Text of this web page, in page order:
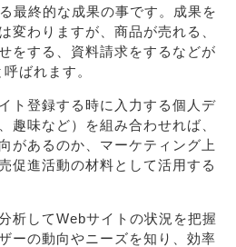
最終的な成果の事です。成果を
変わりますが、商品が売れる、
をする、資料請求をするなどが
ばれます。
ト登録する時に入力する個人デ
趣味など）を組み合わせれば、
があるのか、マーケティング上
促進活動の材料として活用する
析してWebサイトの状況を把握
ーの動向やニーズを知り、効率